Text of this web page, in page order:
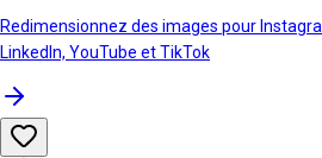
Redimensionnez des images pour
LinkedIn, YouTube et TikTok